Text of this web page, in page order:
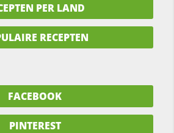
PER LAND
RECEPTEN
FACEBOOK
PINTEREST